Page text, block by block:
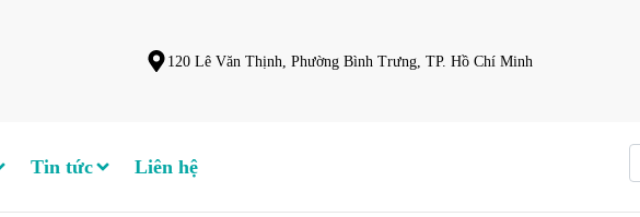
120 Lê Văn Thịnh, Phường Bình Trưng, TP. Hồ Chí Minh
Tin tức Liên hệ